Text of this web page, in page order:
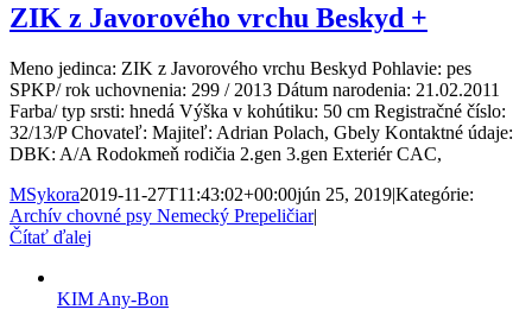
ZIK z Javorového vrchu Beskyd +
Meno jedinca: ZIK z Javorového vrchu Beskyd Pohlavie: pes
SPKP/ rok uchovnenia: 299 / 2013 Dátum narodenia: 21.02.2011
Farba/ typ srsti: hnedá Výška v kohútiku: 50 cm Registračné číslo:
32/13/P Chovateľ: Majiteľ: Adrian Polach, Gbely Kontaktné údaje:
DBK: A/A Rodokmeň rodičia 2.gen 3.gen Exteriér CAC,
MSykora2019-11-27T11:43:02+00:00jún 25, 2019|Kategórie:
Archív chovné psy Nemecký Prepeličiar|
Čítať ďalej
KIM Any-Bon